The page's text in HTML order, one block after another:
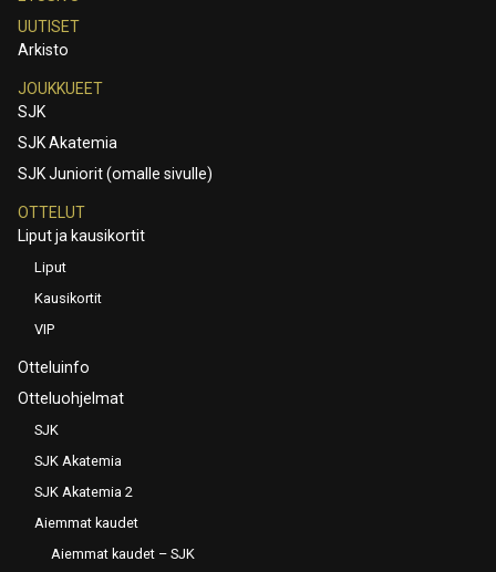
UUTISET
Arkisto
JOUKKUEET
SJK
SJK Akatemia
SJK Juniorit (omalle sivulle)
OTTELUT
Liput ja kausikortit
Liput
Kausikortit
VIP
Otteluinfo
Otteluohjelmat
SJK
SJK Akatemia
SJK Akatemia 2
Aiemmat kaudet
Aiemmat kaudet – SJK